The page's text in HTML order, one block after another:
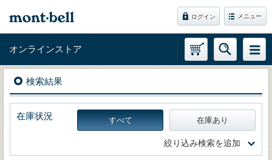
ログイン メニュー
オンラインストア
検索結果
在庫状況 すべて 在庫あり
絞り込み検索を追加